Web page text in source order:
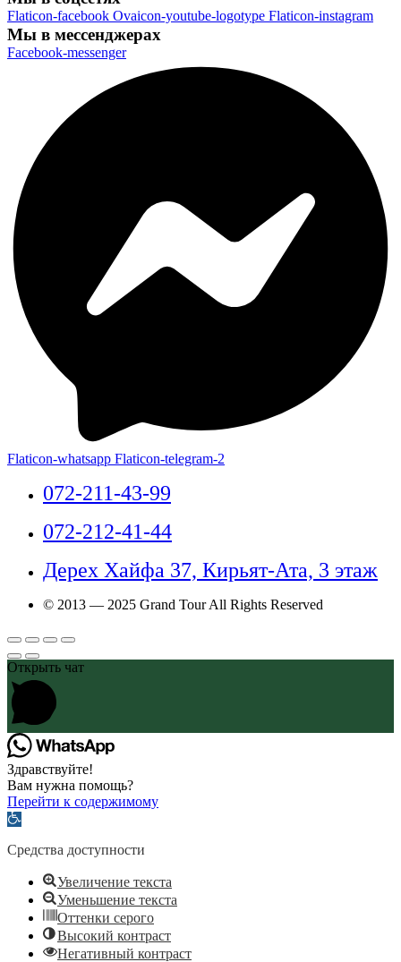
Flaticon-facebook Ovaicon-youtube-logotype Flaticon-instagram
Мы в мессенджерах
Facebook-messenger
Flaticon-whatsapp Flaticon-telegram-2
072-211-43-99
072-212-41-44
Дерех Хайфа 37, Кирьят-Ата, 3 этаж
© 2013 — 2025 Grand Tour All Rights Reserved
Открыть чат
Здравствуйте!
Вам нужна помощь?
Перейти к содержимому
Открыть
инструментов
Средства доступности
Увеличение текста
Уменьшение текста
Оттенки серого
Высокий контраст
Негативный контраст